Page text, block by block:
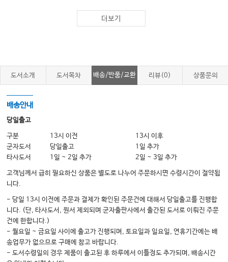
만성 형간염
5.알코올간질환 및 비알코올지방간질환
6.약인성 간손상
8.
급성간부전
234
9.간세포암 및 간의 양성종양238
11. 자가면역간염 및 대사성 간질환, 기타 간질환 254
5.내분비내과
1. 뇌하수체질환
273
2.갑상선질환 289
3.갑상선결절 및 갑상선암 313
4.당뇨병의 진단과 치료324
더보기
도서소개 도서목차 배송/반품/교환 리뷰(0) 상품문의
배송안내
당일출고
구분 13시 이전
13시 이후
군자도서
당일출고
1일 추가
타사도서
1일 ~ 2일 추가 2일 ~ 3일 추가
고객님께서 급히 필요하신 상품은 별도로 나누어 주문하시면 수령시간이 절약됩
니다.
- 당일 13시 이전에 주문과 결제가 확인된 주문건에 대해서 당일출고를 진행합
니다. (단, 타사도서, 원서 제외되며 군자출판사에서 출간된 도서로 이뤄진 주문
건에 한합니다.)
- 월요일 ~ 금요일 사이에 출고가 진행되며, 토요일과 일요일, 연휴기간에는 배
송업무가 없으므로 구매에 참고 바랍니다.
- 도서수령일의 경우 제품이 출고된 후 하루에서 이틀정도 추가되며, 배송시간